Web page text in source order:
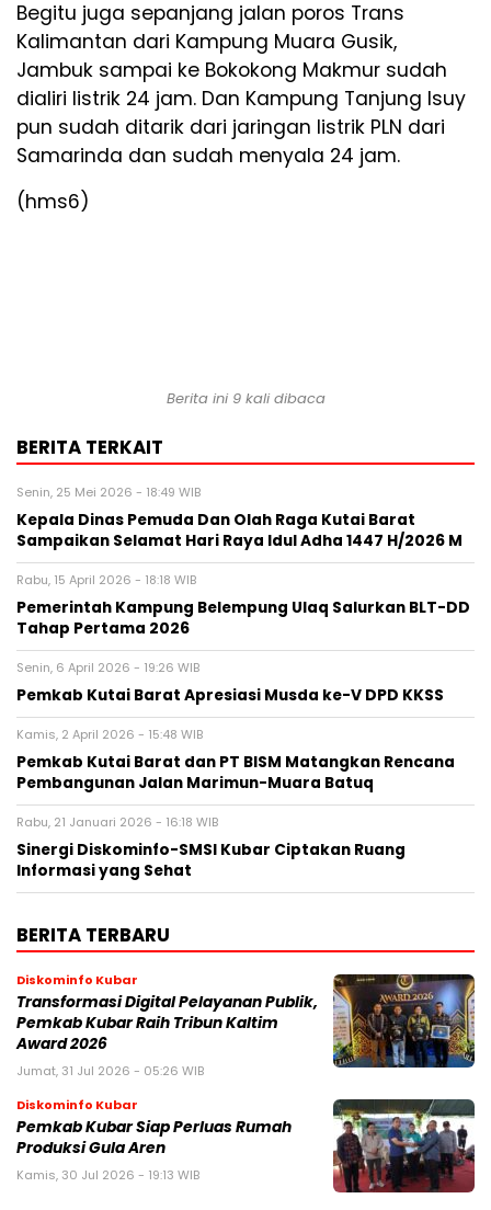
Begitu juga sepanjang jalan poros Trans
Kalimantan dari Kampung Muara Gusik,
Jambuk sampai ke Bokokong Makmur sudah
dialiri listrik 24 jam. Dan Kampung Tanjung Isuy
pun sudah ditarik dari jaringan listrik PLN dari
Samarinda dan sudah menyala 24 jam.
(hms6)
Berita ini 9 kali dibaca
BERITA TERKAIT
Senin, 25 Mei 2026 - 18:49 WIB
Kepala Dinas Pemuda Dan Olah Raga Kutai Barat
Sampaikan Selamat Hari Raya Idul Adha 1447 H/2026 M
Rabu, 15 April 2026 - 18:18 WIB
Pemerintah Kampung Belempung Ulaq Salurkan BLT-DD
Tahap Pertama 2026
Senin, 6 April 2026 - 19:26 WIB
Pemkab Kutai Barat Apresiasi Musda ke-V DPD KKSS
Kamis, 2 April 2026 - 15:48 WIB
Pemkab Kutai Barat dan PT BISM Matangkan Rencana
Pembangunan Jalan Marimun-Muara Batuq
Rabu, 21 Januari 2026 - 16:18 WIB
Sinergi Diskominfo-SMSI Kubar Ciptakan Ruang
Informasi yang Sehat
BERITA TERBARU
Diskominfo Kubar
Transformasi Digital Pelayanan Publik,
Pemkab Kubar Raih Tribun Kaltim
Award 2026
Jumat, 31 Jul 2026 - 05:26 WIB
Diskominfo Kubar
Pemkab Kubar Siap Perluas Rumah
Produksi Gula Aren
Kamis, 30 Jul 2026 - 19:13 WIB